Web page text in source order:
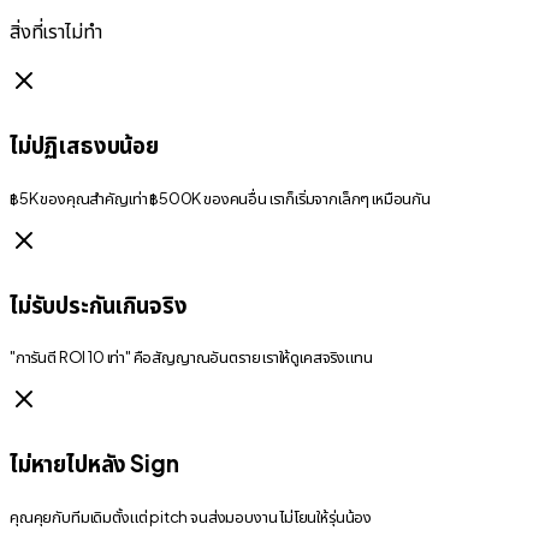
สิ่งที่เราไม่ทำ
ไม่ปฏิเสธงบน้อย
฿5K ของคุณสำคัญเท่า ฿500K ของคนอื่น เราก็เริ่มจากเล็กๆ เหมือนกัน
ไม่รับประกันเกินจริง
"การันตี ROI 10 เท่า" คือสัญญาณอันตราย เราให้ดูเคสจริงแทน
ไม่หายไปหลัง Sign
คุณคุยกับทีมเดิมตั้งแต่ pitch จนส่งมอบงาน ไม่โยนให้รุ่นน้อง